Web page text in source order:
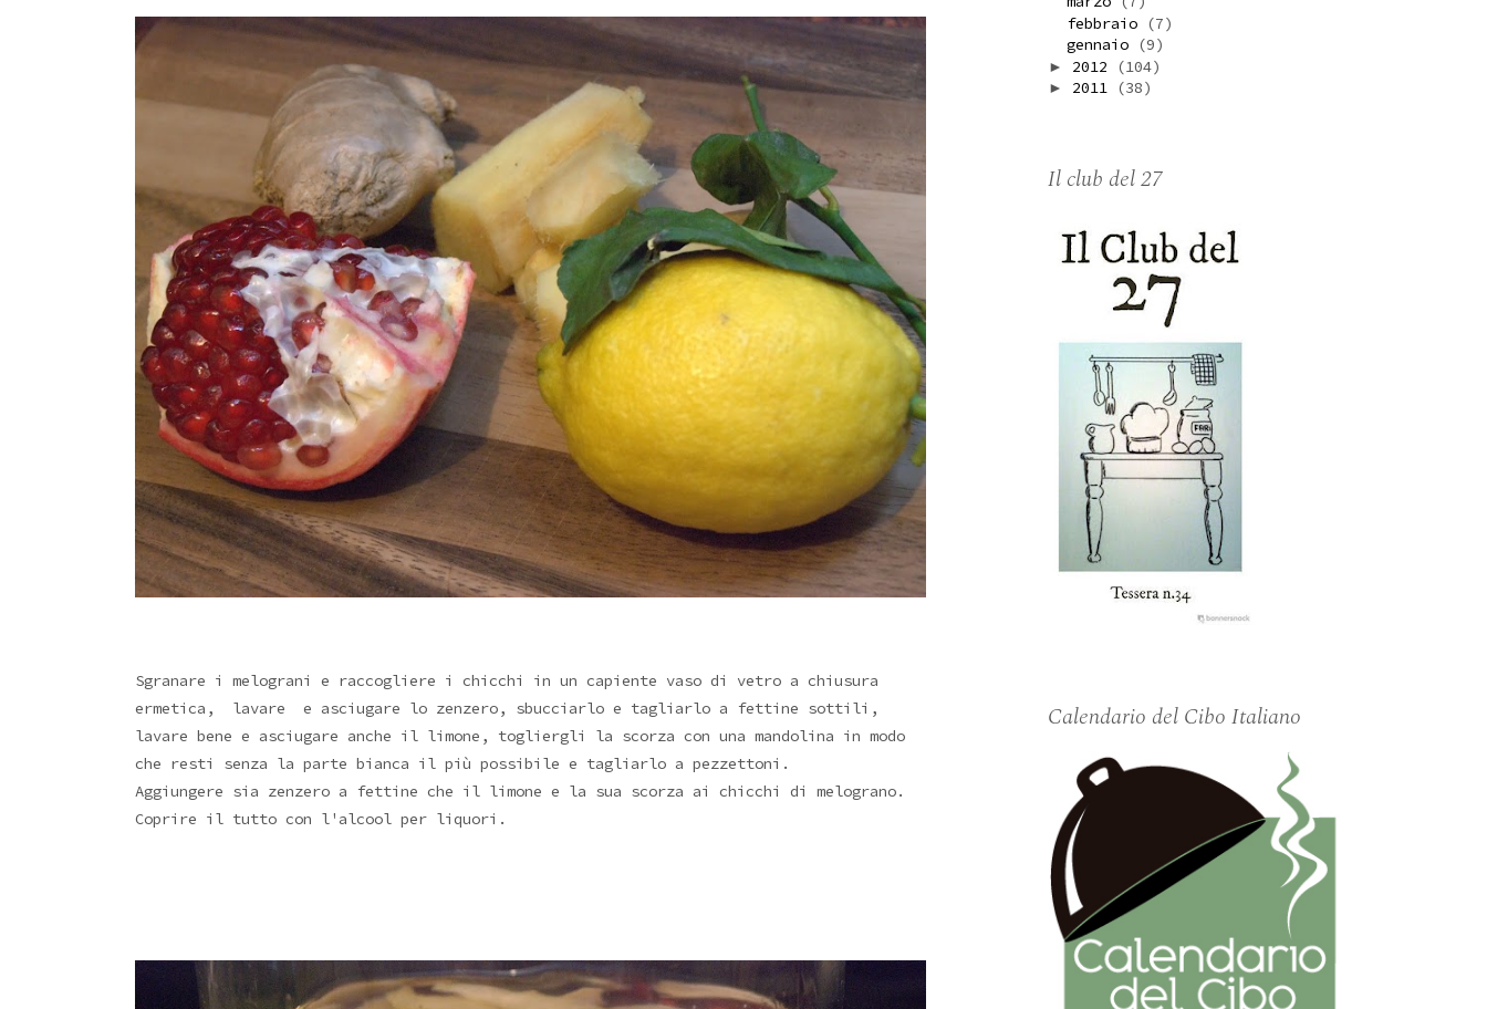
Sgranare i melograni e raccogliere i chicchi in un capiente vaso di vetro a chiusura
ermetica, lavare e asciugare lo zenzero, sbucciarlo e tagliarlo a fettine sottili,
lavare bene e asciugare anche il limone, togliergli la scorza con una mandolina in modo
che resti senza la parte bianca il più possibile e tagliarlo a pezzettoni.
Aggiungere sia zenzero a fettine che il limone e la sua scorza ai chicchi di melograno.
Coprire il tutto con l'alcool per liquori.
febbraio (7)
gennaio (9)
► 2012 (104)
► 2011 (38)
Il club del 27
Calendario del Cibo Italiano